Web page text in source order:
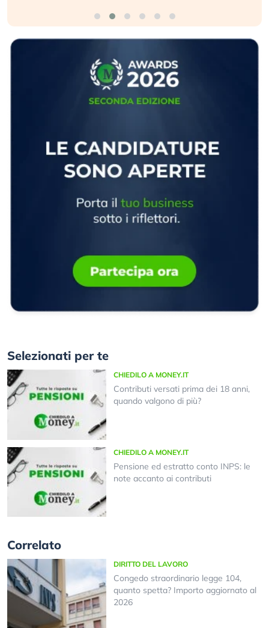
Selezionati per te
CHIEDILO A MONEY.IT
Contributi versati prima dei 18 anni,
quando valgono di più?
CHIEDILO A MONEY.IT
Pensione ed estratto conto INPS: le
note accanto ai contributi
Correlato
DIRITTO DEL LAVORO
Congedo straordinario legge 104,
quanto spetta? Importo aggiornato al
2026